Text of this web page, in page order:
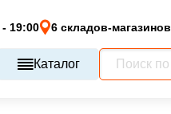
19:00 6 складов-магазинов
Каталог